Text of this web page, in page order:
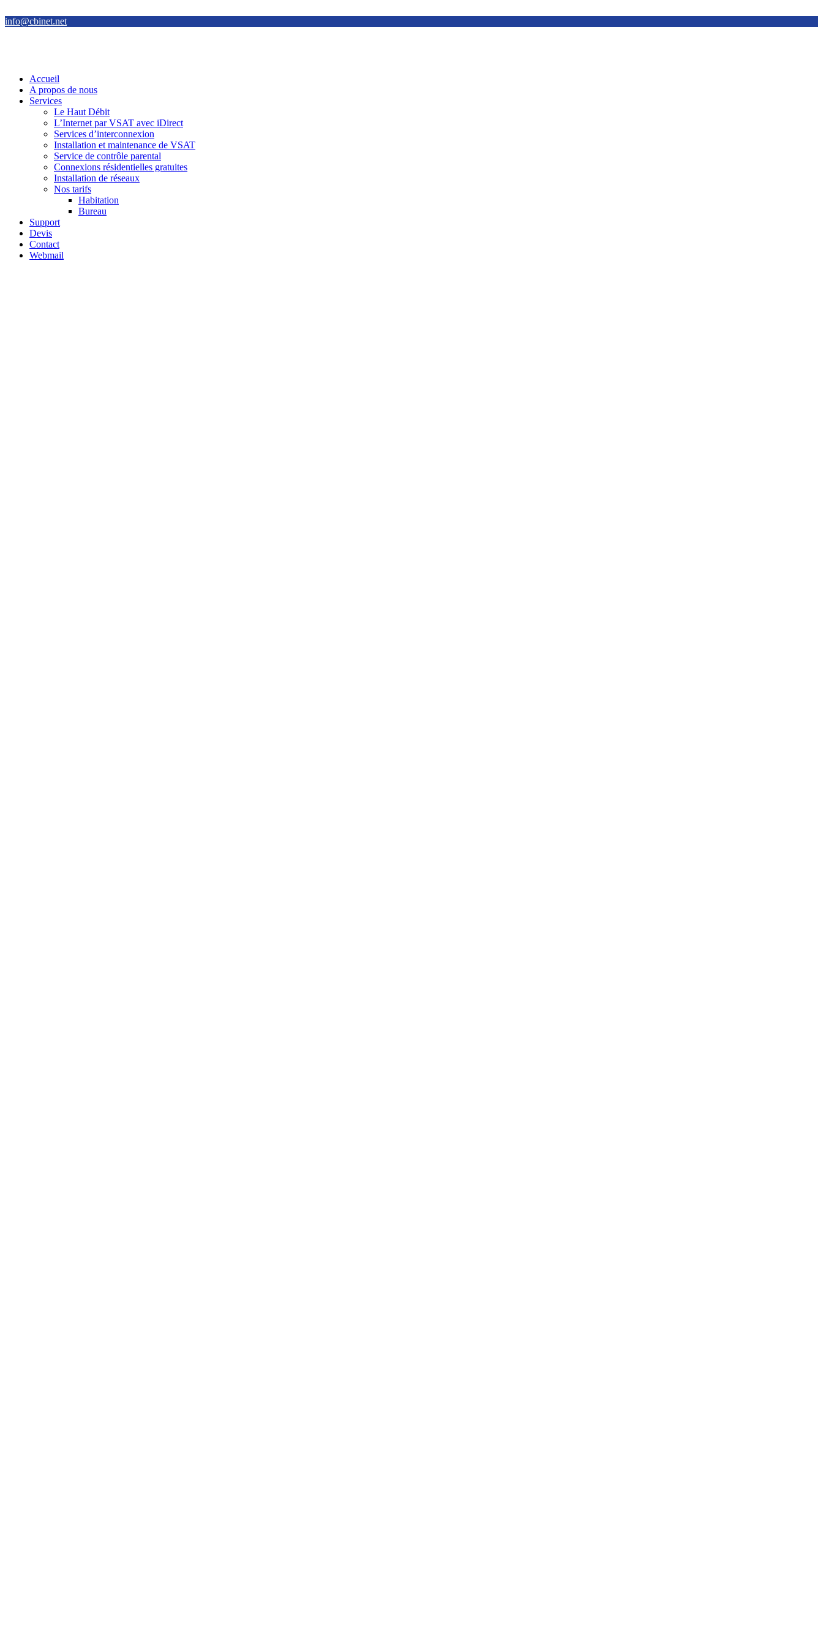
info@cbinet.net
Accueil
A propos de nous
Services
Le Haut Débit
L’Internet par VSAT avec iDirect
Services d’interconnexion
Installation et maintenance de VSAT
Service de contrôle parental
Connexions résidentielles gratuites
Installation de réseaux
Nos tarifs
Habitation
Bureau
Support
Devis
Contact
Webmail